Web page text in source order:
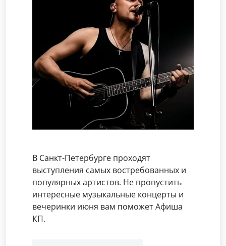
В Санкт-Петербурге проходят
выступления самых востребованных и
популярных артистов. Не пропустить
интересные музыкальные концерты и
вечеринки июня вам поможет Афиша
КП.